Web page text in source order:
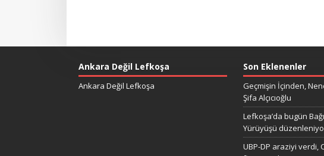
Ankara Değil Lefkoşa
Ankara Değil Lefkoşa
Son Eklenenler
Geçmişin İçinden,
Şifa Alçıcıoğlu
Lefkoşa’da bugün
Yürüyüşü
UBP-DP araziyi verdi,